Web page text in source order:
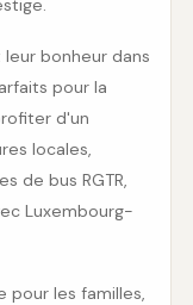
bonheur dans
pour la
d'un
locales,
de bus RGTR,
Luxembourg-
pour les familles,